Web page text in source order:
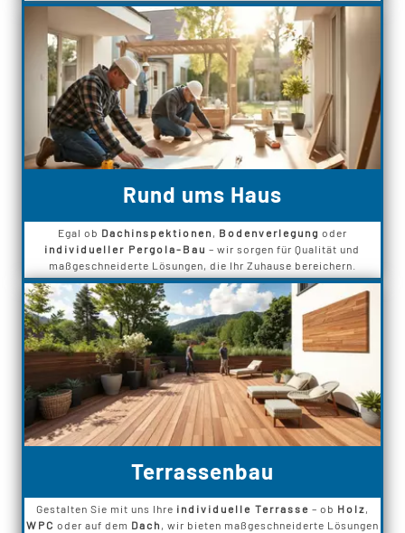
Rund ums Haus
Egal ob Dachinspektionen Bodenverlegung oder
individueller Pergola-Bau – wir sorgen für Qualität und
maßgeschneiderte Lösungen, die Ihr Zuhause bereichern.
Terrassenbau
Gestalten Sie mit uns Ihre individuelle Terrasse – ob Holz,
WPC oder auf dem Dach , wir bieten maßgeschneiderte Lösungen